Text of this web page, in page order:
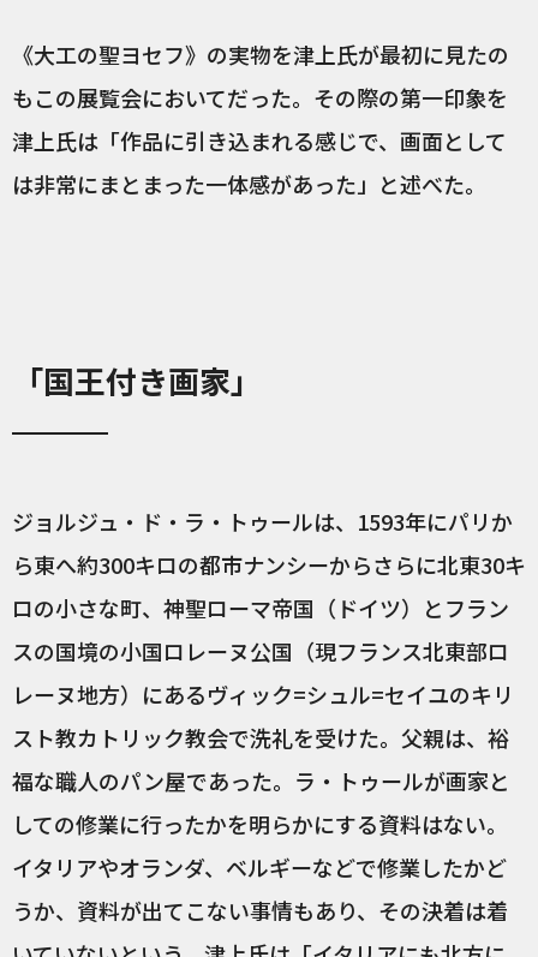
《大工の聖ヨセフ》の実物を津上氏が最初に見たの
もこの展覧会においてだった。その際の第一印象を
津上氏は「作品に引き込まれる感じで、画面として
は非常にまとまった一体感があった」と述べた。
「国王付き画家」
ジョルジュ・ド・ラ・トゥールは、1593年にパリか
ら東へ約300キロの都市ナンシーからさらに北東30キ
ロの小さな町、神聖ローマ帝国（ドイツ）とフラン
スの国境の小国ロレーヌ公国（現フランス北東部ロ
レーヌ地方）にあるヴィック=シュル=セイユのキリ
スト教カトリック教会で洗礼を受けた。父親は、裕
福な職人のパン屋であった。ラ・トゥールが画家と
しての修業に行ったかを明らかにする資料はない。
イタリアやオランダ、ベルギーなどで修業したかど
うか、資料が出てこない事情もあり、その決着は着